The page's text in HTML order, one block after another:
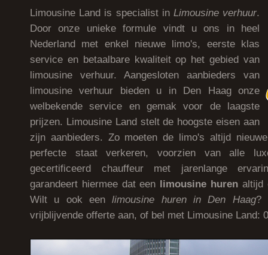
Limousine Land is specialist in Limousine verhuur.
Door onze unieke formule vindt u ons in heel
Nederland met enkel nieuwe limo's, eerste klas
service en betaalbare kwaliteit op het gebied van
limousine verhuur. Aangesloten aanbieders van
limousine verhuur bieden u in Den Haag onze
welbekende service en gemak voor de laagste
prijzen. Limousine Land stelt de hoogste eisen aan
zijn aanbieders. Zo moeten de limo's altijd
perfecte staat verkeren, voorzien van alle
gecertificeerd chauffeur met jarenlange
garandeert hiermee dat een limousine huren altijd
Wilt u ook eenlimousine huren in Den Haag?
vrijblijvende offerte aan, of bel met Limousine Land: